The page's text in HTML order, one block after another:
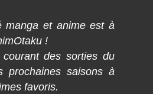
manga et anime est à
!
courant des sorties du
prochaines saisons à
favoris.